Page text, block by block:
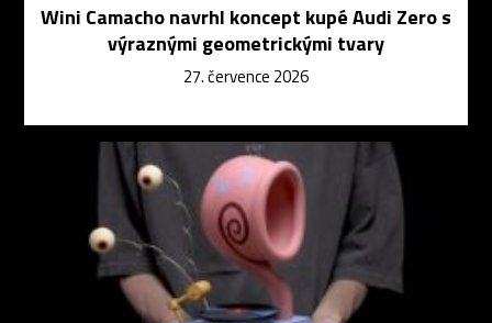
Wini Camacho navrhl koncept kupé Audi Zero s
výraznými geometrickými tvary
27. července 2026